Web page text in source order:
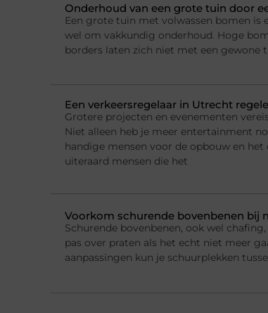
Onderhoud van een grote tuin door
Een grote tuin met volwassen bomen is
wel om vakkundig onderhoud. Hoge
borders laten zich niet met een gewone
Een verkeersregelaar in Utrecht
Grotere projecten en evenementen
Niet alleen heb je meer entertainment
handige mensen voor de opbouw en
uiteraard mensen die het
Voorkom schurende bovenbenen bij
Schurende bovenbenen, ook wel
pas over praten als het echt niet meer
aanpassingen kun je schuurplekken